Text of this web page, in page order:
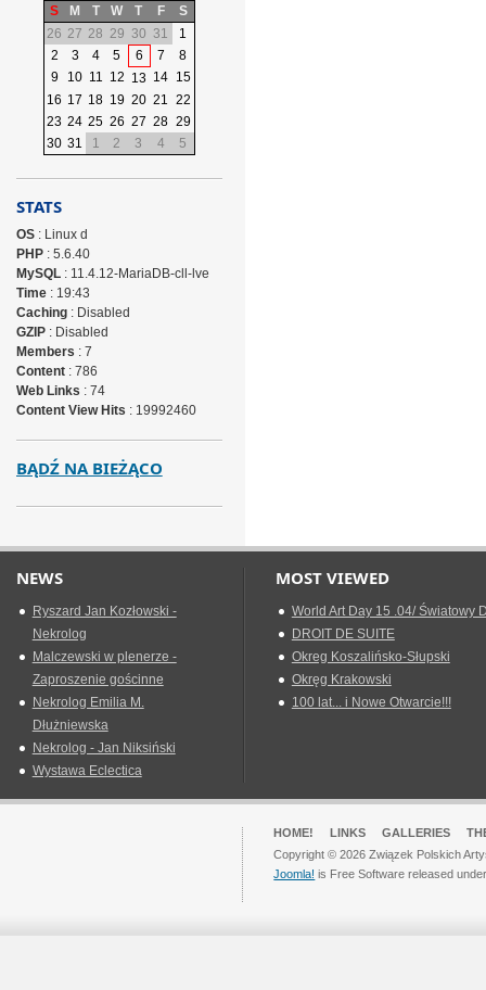
S
M T W T F
S
26 27 28 29 30 31
1
2
3 4 5 6 7
8
9
10 11 12 13 14 15
16 17 18 19 20 21 22
23 24 25 26 27 28 29
30 31 1 2 3 4 5
STATS
OS: Linux d
PHP: 5.6.40
MySQL: 11.4.12-MariaDB-cll-lve
Time: 19:43
Caching: Disabled
GZIP: Disabled
Members : 7
Content: 786
Web Links : 74
Content View Hits : 19992460
BĄDŹ NA BIEŻĄCO
NEWS
Ryszard Jan Kozłowski -
Nekrolog
Malczewski w plenerze -
Zaproszenie gościnne
Nekrolog Emilia M.
Dłużniewska
Nekrolog - Jan Niksiński
Wystawa Eclectica
MOST VIEWED
World Art Day 15 .04/ Światowy
DROIT DE SUITE
Okreg Koszalińsko-Słupski
Okręg Krakowski
100 lat... i Nowe Otwarcie!!!
HOME! LINKS GALLERIES
Copyright © 2026 Związek Polskich
Joomla! is Free Software released